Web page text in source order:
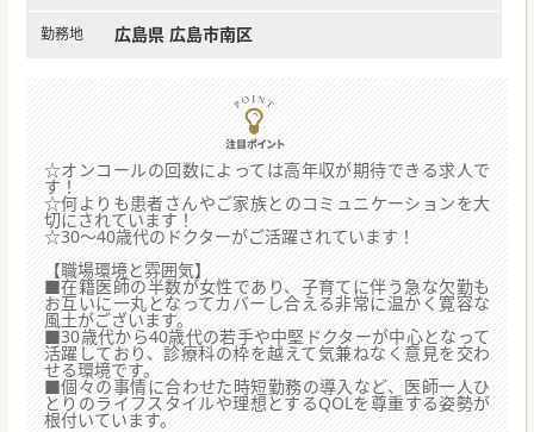
勤務地 広島県 広島市南区
☆オンコールの回数によっては高年収が期待できる求人で
す！
☆何よりも患者さんやご家族とのコミュニケーションを大
切にされています！
☆30～40歳代のドクターがご活躍されています！
【職場環境と雰囲気】
■在籍医師の半数が女性であり、子育てに伴う急な欠勤も
お互いに一丸となってカバーし合える非常に温かく寛容な
風土がございます。
■30歳代から40歳代の若手や中堅ドクターが中心となって
活躍しており、診療科の枠を越えて気兼ねなく意見を交わ
せる環境です。
■個々の事情に合わせた時短勤務の導入など、医師一人ひ
とりのライフスタイルや理想とするQOLを尊重する姿勢が
根付いています。